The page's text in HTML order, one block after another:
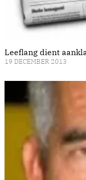
Leeflang dient
19 DECEMBER 2013